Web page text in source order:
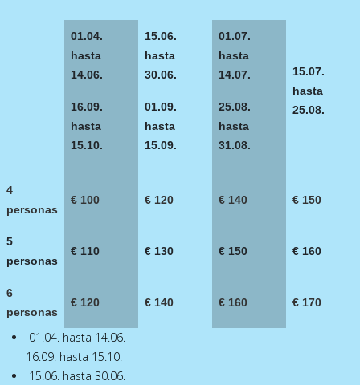
01.04.
hasta
14.06.
16.09.
hasta
15.10.
15.06.
hasta
30.06.
01.09.
hasta
15.09.
01.07.
hasta
14.07.
25.08.
hasta
31.08.
15.07.
hasta
25.08.
4
personas
€ 100 € 120 € 140 € 150
5
personas
€ 110 € 130 € 150 € 160
6
personas
€ 120 € 140 € 160 € 170
01.04. hasta 14.06.
16.09. hasta 15.10.
15.06. hasta 30.06.